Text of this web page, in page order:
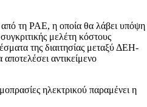
από τη ΡΑΕ, η οποία θα λάβει υπόψη
μελέτη κόστους
της διαιτησίας μεταξύ ΔΕΗ-
αντικείμενο
ηλεκτρικού παραμένει η